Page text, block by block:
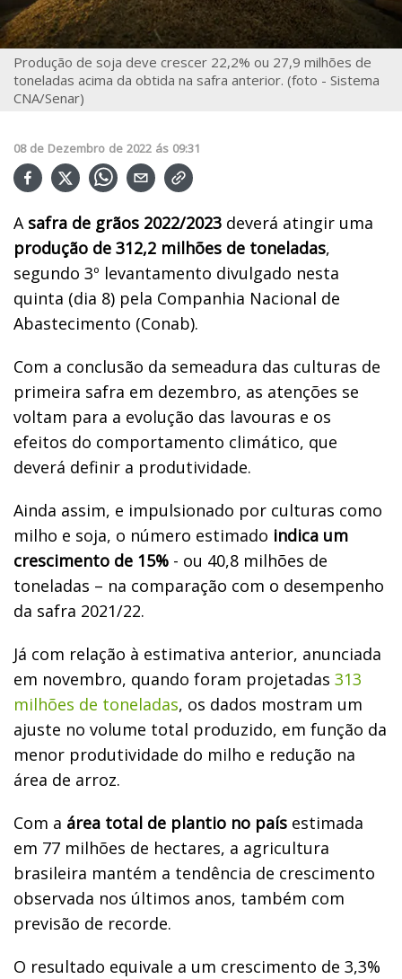
Produção de soja deve crescer 22,2% ou 27,9 milhões de
toneladas acima da obtida na safra anterior. (foto - Sistema
CNA/Senar)
08 de Dezembro de 2022 ás 09:31
A safra de grãos 2022/2023 deverá atingir uma
produção de 312,2 milhões de toneladas,
segundo 3º levantamento divulgado nesta
quinta (dia 8) pela Companhia Nacional de
Abastecimento (Conab).
Com a conclusão da semeadura das culturas de
primeira safra em dezembro, as atenções se
voltam para a evolução das lavouras e os
efeitos do comportamento climático, que
deverá definir a produtividade.
Ainda assim, e impulsionado por culturas como
milho e soja, o número estimado indica um
crescimento de 15% - ou 40,8 milhões de
toneladas – na comparação com o desempenho
da safra 2021/22.
Já com relação à estimativa anterior, anunciada
em novembro, quando foram projetadas 313
milhões de toneladas, os dados mostram um
ajuste no volume total produzido, em função da
menor produtividade do milho e redução na
área de arroz.
Com a área total de plantio no país estimada
em 77 milhões de hectares, a agricultura
brasileira mantém a tendência de crescimento
observada nos últimos anos, também com
previsão de recorde.
O resultado equivale a um crescimento de 3,3%